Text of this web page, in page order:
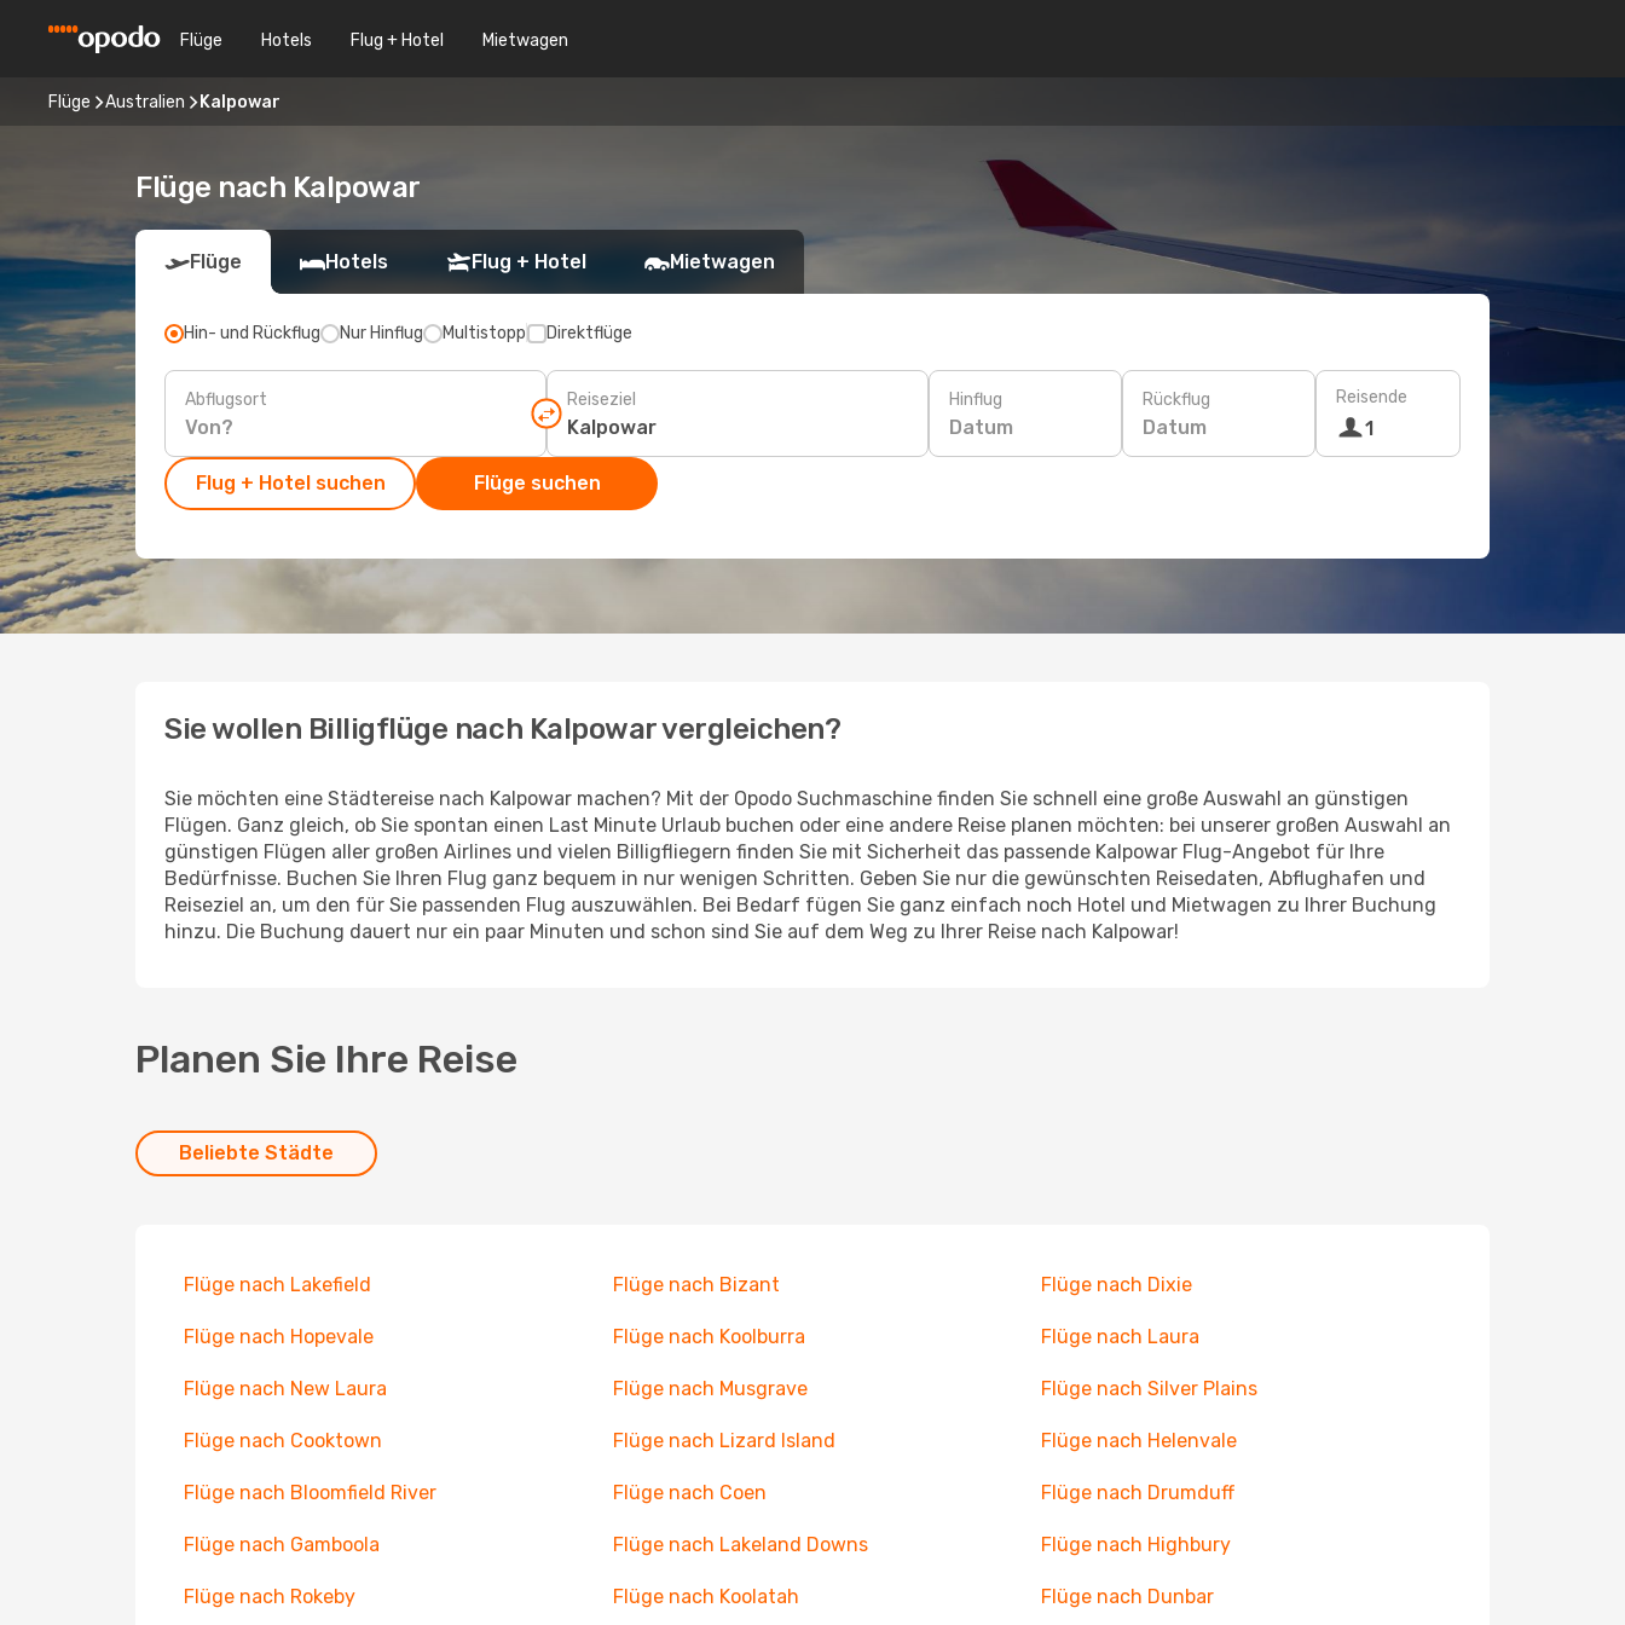
Flüge Hotels Flug + Hotel Mietwagen
Flüge Australien Kalpowar
Flüge nach Kalpowar
Flüge Hotels Flug + Hotel Mietwagen
Hin- und Rückflug Nur Hinflug Multistopp Direktflüge
Abflugsort Reiseziel Hinflug
Datum
Rückflug
Datum
Reisende
1
Flug + Hotel suchen Flüge suchen
Sie wollen Billigflüge nach Kalpowar vergleichen?
Sie möchten eine Städtereise nach Kalpowar machen? Mit der Opodo Suchmaschine finden Sie schnell eine große Auswahl an günstigen
Flügen. Ganz gleich, ob Sie spontan einen Last Minute Urlaub buchen oder eine andere Reise planen möchten: bei unserer großen Auswahl an
günstigen Flügen aller großen Airlines und vielen Billigfliegern finden Sie mit Sicherheit das passende Kalpowar Flug-Angebot für Ihre
Bedürfnisse. Buchen Sie Ihren Flug ganz bequem in nur wenigen Schritten. Geben Sie nur die gewünschten Reisedaten, Abflughafen und
Reiseziel an, um den für Sie passenden Flug auszuwählen. Bei Bedarf fügen Sie ganz einfach noch Hotel und Mietwagen zu Ihrer Buchung
hinzu. Die Buchung dauert nur ein paar Minuten und schon sind Sie auf dem Weg zu Ihrer Reise nach Kalpowar!
Planen Sie Ihre Reise
Beliebte Städte
Flüge nach Lakefield Flüge nach Bizant Flüge nach Dixie
Flüge nach Hopevale Flüge nach Koolburra Flüge nach Laura
Flüge nach New Laura Flüge nach Musgrave Flüge nach Silver Plains
Flüge nach Cooktown Flüge nach Lizard Island Flüge nach Helenvale
Flüge nach Bloomfield River Flüge nach Coen Flüge nach Drumduff
Flüge nach Gamboola Flüge nach Lakeland Downs Flüge nach Highbury
Flüge nach Rokeby Flüge nach Koolatah Flüge nach Dunbar